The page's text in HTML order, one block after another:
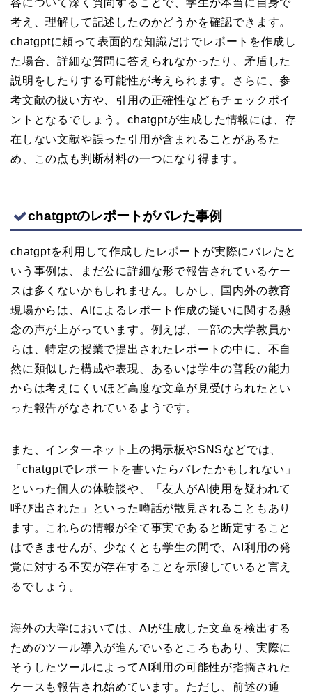
考え、理解して記述したのかどうかを確認できます。
chatgptに頼って表面的な知識だけでレポートを作成し
た場合、詳細な質問に答えられなかったり、矛盾した
説明をしたりする可能性が考えられます。さらに、参
考文献の扱い方や、引用の正確性などもチェックポイ
ントとなるでしょう。chatgptが生成した情報には、存
在しない文献や誤った引用が含まれることがあるた
め、この点も判断材料の一つになり得ます。
chatgptのレポートがバレた事例
chatgptを利用して作成したレポートが実際にバレたと
いう事例は、まだ公に詳細な形で報告されているケー
スは多くないかもしれません。しかし、国内外の教育
現場からは、AIによるレポート作成の疑いに関する懸
念の声が上がっています。例えば、一部の大学教員か
らは、特定の授業で提出されたレポートの中に、不自
然に類似した構成や表現、あるいは学生の普段の能力
からは考えにくいほど高度な文章が見受けられたとい
った報告がなされているようです。
また、インターネット上の掲示板やSNSなどでは、
「chatgptでレポートを書いたらバレたかもしれない」
といった個人の体験談や、「友人がAI使用を疑われて
呼び出された」といった噂話が散見されることもあり
ます。これらの情報が全て事実であると断定すること
はできませんが、少なくとも学生の間で、AI利用の発
覚に対する不安が存在することを示唆していると言え
るでしょう。
海外の大学においては、AIが生成した文章を検出する
ためのツール導入が進んでいるところもあり、実際に
そうしたツールによってAI利用の可能性が指摘された
ケースも報告され始めています。ただし、前述の通